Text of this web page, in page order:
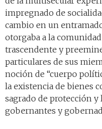
impregnado de
cambio en un
otorgaba a la
trascendente y
particulares de sus
noción de “cuerpo
la existencia de bienes
sagrado de protección y
gobernantes y